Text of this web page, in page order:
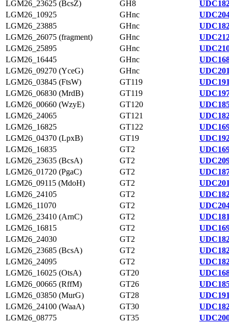
LGM26_23625 (BcsZ) GH8
LGM26_10925
GHnc
LGM26_23885
GHnc
LGM26_26075 (fragment)
GHnc
LGM26_25895
GHnc
LGM26_16445
GHnc
LGM26_09270 (YceG)
GHnc
LGM26_03845 (FtsW)
GT119
LGM26_06830 (MrdB)
GT119
LGM26_00660 (WzyE)
GT120
LGM26_24065
GT121
LGM26_16825
GT122
LGM26_04370 (LpxB)
GT19
LGM26_16835
GT2
LGM26_23635 (BcsA)
GT2
LGM26_01720 (PgaC)
GT2
LGM26_09115 (MdoH)
GT2
LGM26_24105
GT2
LGM26_11070
GT2
LGM26_23410 (ArnC)
GT2
LGM26_16815
GT2
LGM26_24030
GT2
LGM26_23685 (BcsA)
GT2
LGM26_24095
GT2
LGM26_16025 (OtsA)
GT20
LGM26_00665 (RffM)
GT26
LGM26_03850 (MurG)
GT28
LGM26_24100 (WaaA)
GT30
LGM26_08775
GT35